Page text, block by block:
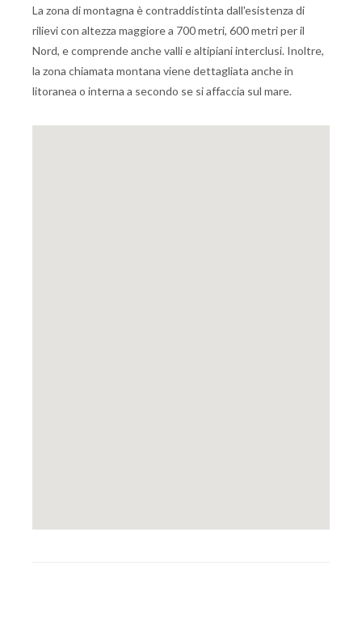
La zona di montagna è contraddistinta dall'esistenza di
rilievi con altezza maggiore a 700 metri, 600 metri per il
Nord, e comprende anche valli e altipiani interclusi. Inoltre,
la zona chiamata montana viene dettagliata anche in
litoranea o interna a secondo se si affaccia sul mare.